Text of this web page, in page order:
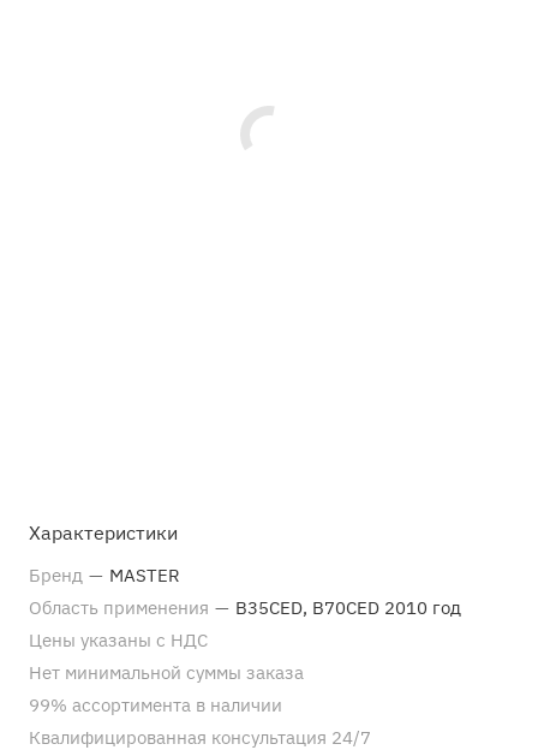
Характеристики
Бренд — MASTER
Область применения — B35CED, B70CED 2010 год
Цены указаны с НДС
Нет минимальной суммы заказа
99% ассортимента в наличии
Квалифицированная консультация 24/7